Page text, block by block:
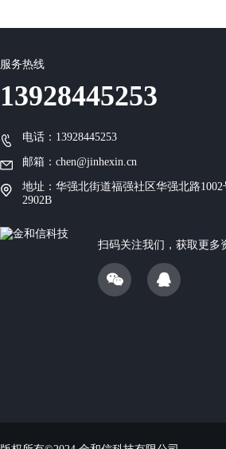
服务热线
13928445253
电话：13928445253
邮箱：chen@jinhexin.cn
地址：华强北街道福强社区华强北路1002
2902B
扫码关注我们，获取更多